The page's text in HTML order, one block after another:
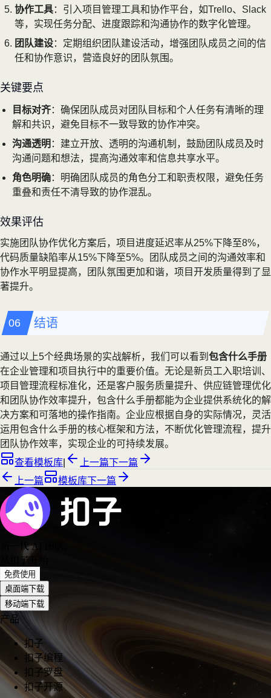
协作工具：引入项目管理工具和协作平台，如Trello、Slack
等，实现任务分配、进度跟踪和沟通协作的数字化管理。
团队建设：定期组织团队建设活动，增强团队成员之间的信
任和协作意识，营造良好的团队氛围。
关键要点
目标对齐：确保团队成员对团队目标和个人任务有清晰的理
解和共识，避免目标不一致导致的协作冲突。
沟通透明 ：建立开放、透明的沟通机制，鼓励团队成员及时
沟通问题和想法，提高沟通效率和信息共享水平。
角色明确：明确团队成员的角色分工和职责权限，避免任务
重叠和责任不清导致的协作混乱。
效果评估
实施团队协作优化方案后，项目进度延迟率从25%下降至8%，
代码质量缺陷率从15%下降至5%。团队成员之间的沟通效率和
协作水平明显提高，团队氛围更加和谐，项目开发质量得到了显
著提升。
结语
通过以上5个经典场景的实战解析，我们可以看到 包含什么手册
在企业管理和项目执行中的重要价值。无论是新员工入职培训、
项目管理流程标准化，还是客户服务质量提升、供应链管理优化
和团队协作效率提升，包含什么手册都能为企业提供系统化的解
决方案和可落地的操作指南。企业应根据自身的实际情况，灵活
运用包含什么手册的核心框架和方法，不断优化管理流程，提升
团队协作效率，实现企业的可持续发展。
查看模板库
上一篇下一篇
上一篇
模板库下一篇
新一代 AI 团队
从扣子开始
免费使用
桌面端下载
移动端下载
产品
扣子
扣子编程
扣子罗盘
扣子开源